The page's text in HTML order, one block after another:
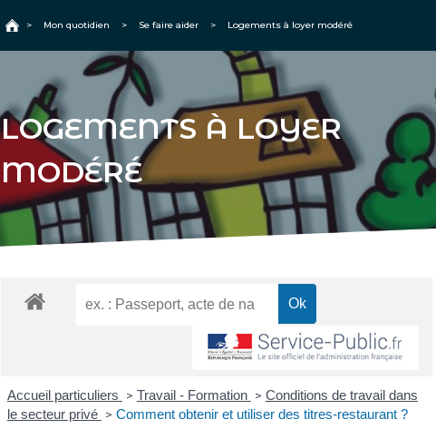
Accueil
> Mon quotidien > Se faire aider > Logements à loyer modéré
LOGEMENTS À LOYER
MODÉRÉ
Accueil particuliers > Travail - Formation > Conditions de travail dans
le secteur privé > Comment obtenir et utiliser des titres-restaurant ?